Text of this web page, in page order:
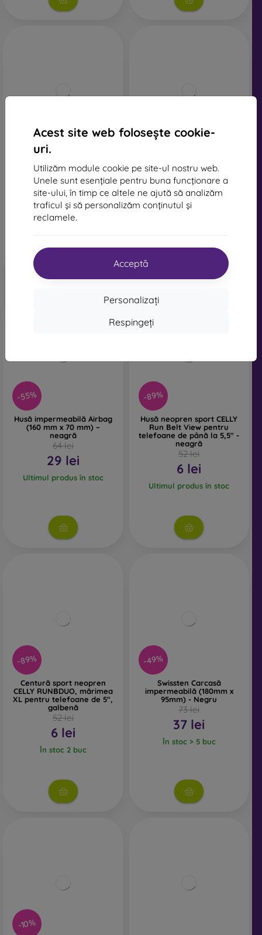
Acest site web folosește cookie-
uri.
Utilizăm module cookie pe site-ul nostru web.
Unele sunt esențiale pentru buna funcționare a
site-ului, în timp ce altele ne ajută să analizăm
traficul și să personalizăm conținutul și
reclamele.
Acceptă
Personalizați
Respingeți
Husă impermeabilă Baseus
DeepDive Series, albă
109 lei
Ultimul produs în stoc
DeepDive Series, neagră
109 lei
În stoc 2 buc
-55%
Husă impermeabilă Airbag
(160 mm x 70 mm) –
neagră
64 lei
29 lei
Ultimul produs în stoc
-89%
Husă neopren sport CELLY
Run Belt View pentru
telefoane de până la 5,5" -
neagră
52 lei
6 lei
Ultimul produs în stoc
-89%
Centură sport neopren
CELLY RUNBDUO, mărimea
XL pentru telefoane de 5",
galbenă
52 lei
6 lei
În stoc 2 buc
-49%
Swissten Carcasă
impermeabilă (180mm x
95mm) - Negru
73 lei
37 lei
În stoc > 5 buc
-10%